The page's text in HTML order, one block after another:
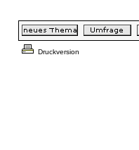
Druckversion